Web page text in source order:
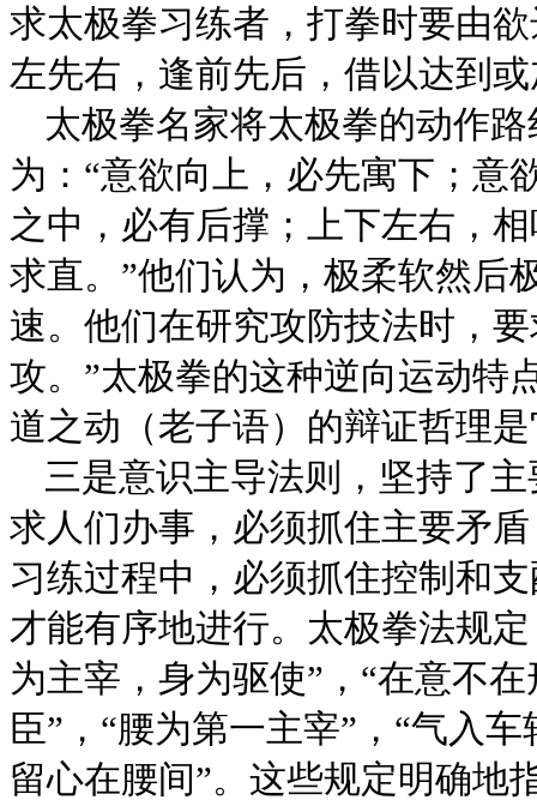
求太极拳习练者，打拳时要由
左先右，逢前先后，借以达到
太极拳名家将太极拳的动作
为：“意欲向上，必先寓下；意
之中，必有后撑；上下左右，
求直。”他们认为，极柔软然后
速。他们在研究攻防技法时，
攻。”太极拳的这种逆向运动特
道之动（老子语）的辩证哲理
三是意识主导法则，坚持了
求人们办事，必须抓住主要矛
习练过程中，必须抓住控制和
才能有序地进行。太极拳法规
为主宰，身为驱使”，“在意不
臣”，“腰为第一主宰”，“气入
留心在腰间”。这些规定明确地